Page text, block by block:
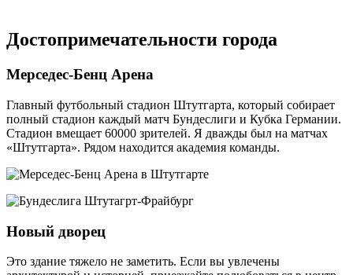
Достопримечательности города
Мерседес-Бенц Арена
Главный футбольный стадион Штутгарта, который собирает
полный стадион каждый матч Бундеслиги и Кубка Германии.
Стадион вмещает 60000 зрителей. Я дважды был на матчах
«Штутгарта». Рядом находится академия команды.
Новый дворец
Это здание тяжело не заметить. Если вы увлечены